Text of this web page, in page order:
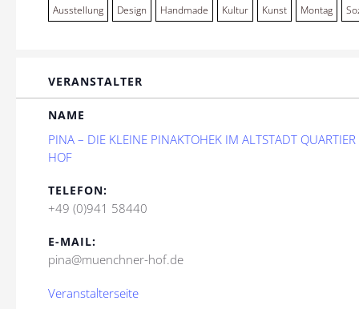
Ausstellung Design Handmade Kultur Kunst Montag
VERANSTALTER
NAME
PINA – DIE KLEINE PINAKTOHEK IM ALTSTADT
HOF
TELEFON:
+49 (0)941 58440
E-MAIL:
pina@muenchner-hof.de
Veranstalterseite